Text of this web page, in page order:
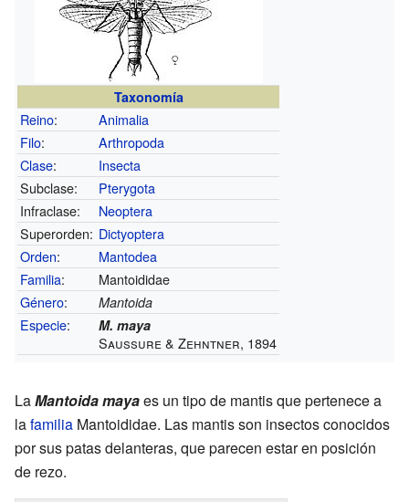
Taxonomía
Reino:
Animalia
Filo:
Arthropoda
Clase:
Insecta
Subclase:
Pterygota
Infraclase:
Neoptera
Superorden: Dictyoptera
Orden:
Mantodea
Familia:
Mantoididae
Género: Mantoida
Especie: M. maya
Saussure & Zehntner, 1894
LaMantoida mayaes un tipo de mantis que pertenece a
lafamilia Mantoididae. Las mantis son insectos conocidos
por sus patas delanteras, que parecen estar en posición
de rezo.